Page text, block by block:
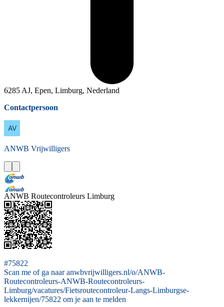
6285 AJ, Epen, Limburg, Nederland
Contactpersoon
ANWB Vrijwilligers
ANWB Routecontroleurs Limburg
#75822
Scan me of ga naar anwbvrijwilligers.nl/o/ANWB-
Routecontroleurs-ANWB-Routecontroleurs-
Limburg/vacatures/Fietsroutecontroleur-Langs-Limburgse-
lekkernijen/75822 om je aan te melden